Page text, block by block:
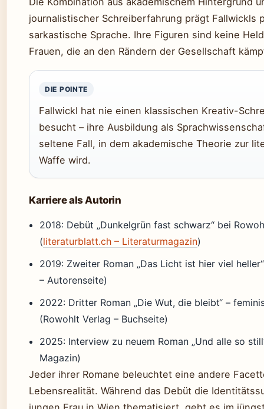
journalistischer Schreiberfahrung prägt Fallwickls
sarkastische Sprache. Ihre Figuren sind keine
Frauen, die an den Rändern der Gesellschaft
DIE POINTE
Fallwickl hat nie einen klassischen Kreativ-
besucht – ihre Ausbildung als
seltene Fall, in dem akademische Theorie zur
Waffe wird.
Karriere als Autorin
2018: Debüt „Dunkelgrün fast schwarz“ bei
(literaturblatt.ch – Literaturmagazin)
2019: Zweiter Roman „Das Licht ist hier viel
– Autorenseite)
2022: Dritter Roman „Die Wut, die bleibt“ –
(Rowohlt Verlag – Buchseite)
2025: Interview zu neuem Roman „Und alle so
Magazin)
Jeder ihrer Romane beleuchtet eine andere
Lebensrealität. Während das Debüt die